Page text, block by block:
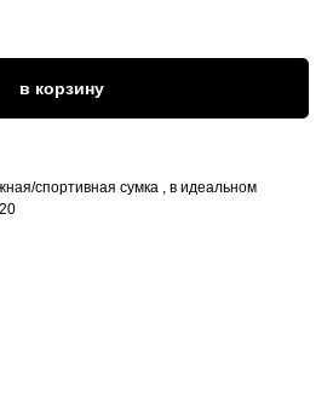
в корзину
спортивная сумка , в идеальном